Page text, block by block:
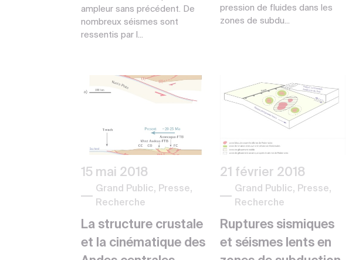
ampleur sans précédent. De
nombreux séismes sont
ressentis par l...
pression de fluides dans les
zones de subdu...
15 mai 2018
Grand Public, Presse,
Recherche
La structure crustale
et la cinématique des
21 février 2018
Grand Public, Presse,
Recherche
Ruptures sismiques
et séismes lents en